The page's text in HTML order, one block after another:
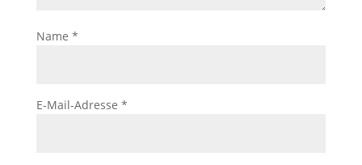
Name *
E-Mail-Adresse *